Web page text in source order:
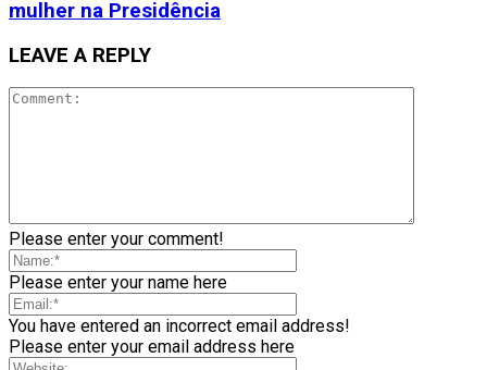
mulher na Presidência
LEAVE A REPLY
Please enter your comment!
Please enter your name here
You have entered an incorrect email address!
Please enter your email address here